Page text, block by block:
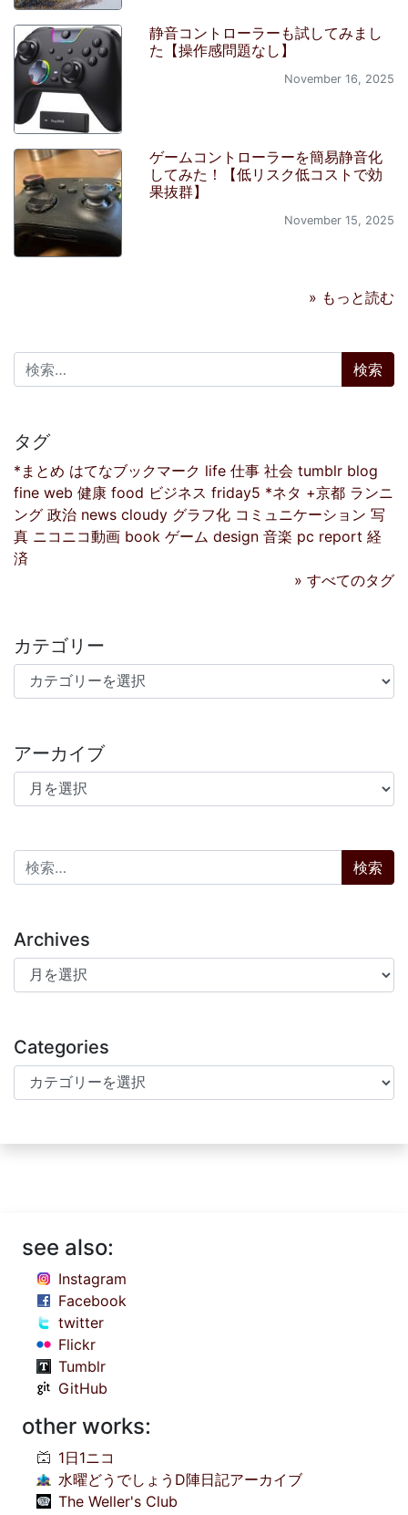
静音コントローラーも試してみまし
た【操作感問題なし】
November 16, 2025
ゲームコントローラーを簡易静音化
してみた！【低リスク低コストで効
果抜群】
November 15, 2025
» もっと読む
検索:
タグ
*まとめ はてなブックマーク life 仕事 社会 tumblr blog
fine web 健康 food ビジネス friday5 *ネタ +京都 ランニ
ング 政治 news cloudy グラフ化 コミュニケーション 写
真 ニコニコ動画 book ゲーム design 音楽 pc report 経
済
» すべてのタグ
カテゴリー
カテゴリー
アーカイブ
アーカイブ
検索:
Archives
Archives
Categories
Categories
see also:
Instagram
Facebook
twitter
Flickr
Tumblr
GitHub
other works:
1日1ニコ
水曜どうでしょうD陣日記アーカイブ
The Weller's Club